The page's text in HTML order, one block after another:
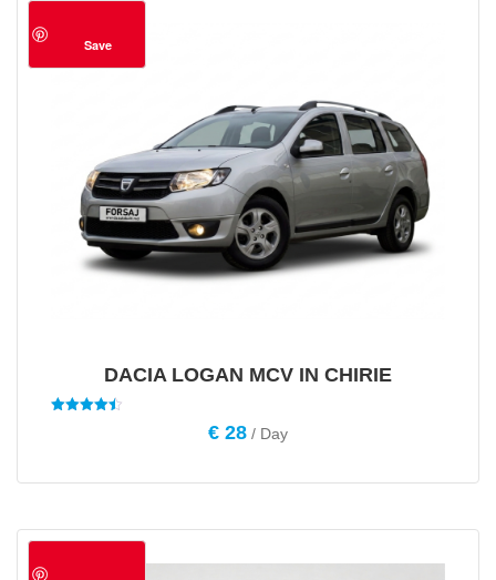
Save
DACIA LOGAN MCV IN CHIRIE
€ 28 / Day